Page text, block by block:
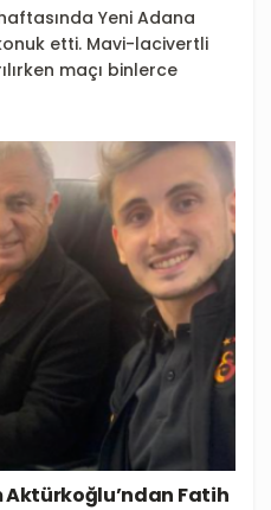
Yeni Adana
etti. Mavi-lacivertli
maçı binlerce
Fatih